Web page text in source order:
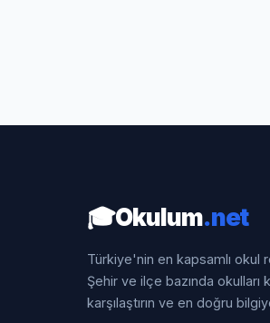
🎓Okulum.net
Türkiye'nin en kapsamlı okul
Şehir ve ilçe bazında okulları
karşılaştırın ve en doğru